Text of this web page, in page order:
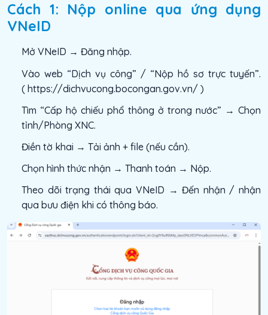
Cách 1: Nộp online qua ứng dụng
VNeID
Mở VNeID → Đăng nhập.
Vào web “Dịch vụ công” / “Nộp hồ sơ trực tuyến”.
( https://dichvucong.bocongan.gov.vn/ )
Tìm “Cấp hộ chiếu phổ thông ở trong nước” → Chọn
tỉnh/Phòng XNC.
Điền tờ khai → Tải ảnh + file (nếu cần).
Chọn hình thức nhận → Thanh toán → Nộp.
Theo dõi trạng thái qua VNeID → Đến nhận / nhận
qua bưu điện khi có thông báo.